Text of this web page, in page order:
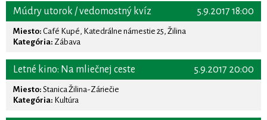
5.9.2017 18:00
Múdry utorok / vedomostný kvíz
Miesto: Café Kupé, Katedrálne námestie 25, Žilina
Kategória: Zábava
5.9.2017 20:00
Letné kino: Na mliečnej ceste
Miesto: Stanica Žilina-Záriečie
Kategória: Kultúra